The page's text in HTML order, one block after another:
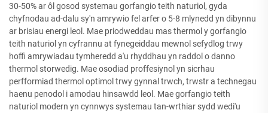
30-50% ar ôl gosod systemau gorfangio teith naturiol, gyda
chyfnodau ad-dalu sy'n amrywio fel arfer o 5-8 mlynedd yn dibynnu
ar brisiau energi leol. Mae priodweddau mas thermol y gorfangio
teith naturiol yn cyfrannu at fynegeiddau mewnol sefydlog trwy
hoffi amrywiadau tymheredd a'u rhyddhau yn raddol o danno
thermol storwedig. Mae osodiad proffesiynol yn sicrhau
perfformiad thermol optimol trwy gynnal trwch, trwstr a technegau
haenu penodol i amodau hinsawdd leol. Mae gorfangio teith
naturiol modern yn cynnwys systemau tan-wrthiar sydd wedi'u